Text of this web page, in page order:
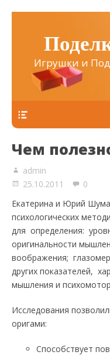
Игрушки и
Чем
admin
25.10.2011
0
Екатерина и Юрий
психологических
для определения:
оригинальности
воображения;
других показателей,
мышления и
Исследования
оригами:
Способствует